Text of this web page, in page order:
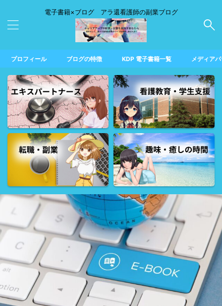
電子書籍×ブログ アラ還看護師の副業ブログ
プロフィール ブログの特徴 KDP 電子書籍一覧 メディア